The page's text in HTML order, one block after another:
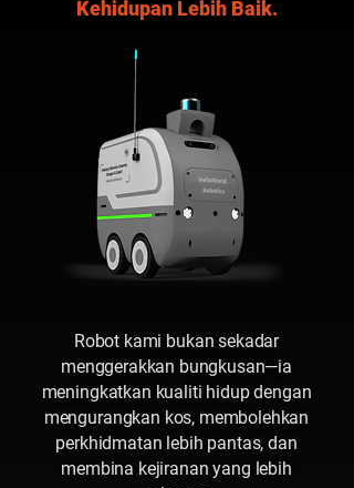
Kehidupan Lebih Baik.
Robot kami bukan sekadar
menggerakkan bungkusan—ia
meningkatkan kualiti hidup dengan
mengurangkan kos, membolehkan
perkhidmatan lebih pantas, dan
membina kejiranan yang lebih